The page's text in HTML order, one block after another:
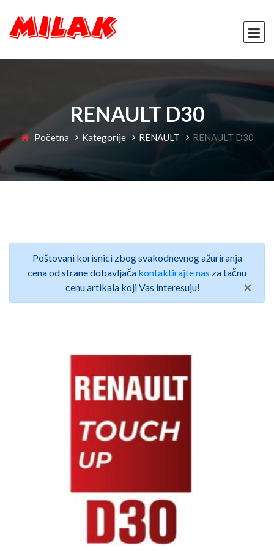
RENAULT D30
Početna Kategorije RENAULT RENAULT D30
Poštovani korisnici zbog svakodnevnog ažuriranja
cena od strane dobavljača kontaktirajte nas za tačnu
cenu artikala koji Vas interesuju!
×